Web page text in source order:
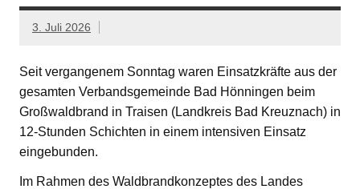
3. Juli 2026
Seit vergangenem Sonntag waren Einsatzkräfte aus der
gesamten Verbandsgemeinde Bad Hönningen beim
Großwaldbrand in Traisen (Landkreis Bad Kreuznach) in
12-Stunden Schichten in einem intensiven Einsatz
eingebunden.
Im Rahmen des Waldbrandkonzeptes des Landes